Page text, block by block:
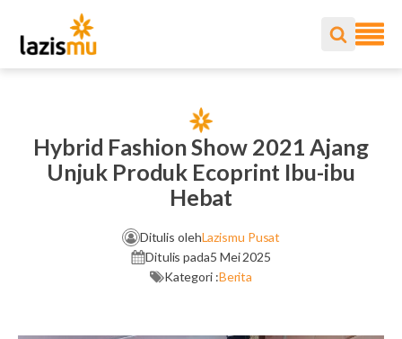
Hybrid Fashion Show 2021 Ajang
Unjuk Produk Ecoprint Ibu-ibu
Hebat
Ditulis olehLazismu Pusat
Ditulis pada5 Mei 2025
Kategori :Berita